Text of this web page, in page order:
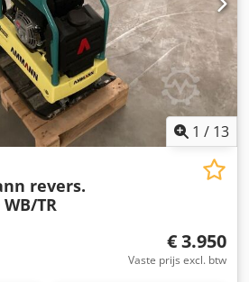
1 / 13
revers.
TR
€ 3.950
Vaste prijs excl. btw